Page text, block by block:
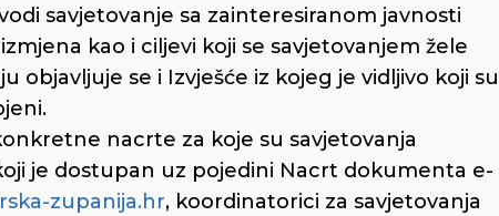
savjetovanje sa zainteresiranom javnosti
kao i ciljevi koji se savjetovanjem žele
objavljuje se i Izvješće iz kojeg je vidljivo koji su
nacrte za koje su savjetovanja
je dostupan uz pojedini Nacrt dokumenta e-
zupanija.hr, koordinatorici za savjetovanja